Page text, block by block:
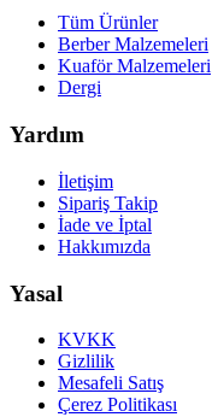
Tüm Ürünler
Berber Malzemeleri
Kuaför Malzemeleri
Dergi
Yardım
İletişim
Sipariş Takip
İade ve İptal
Hakkımızda
Yasal
KVKK
Gizlilik
Mesafeli Satış
Çerez Politikası